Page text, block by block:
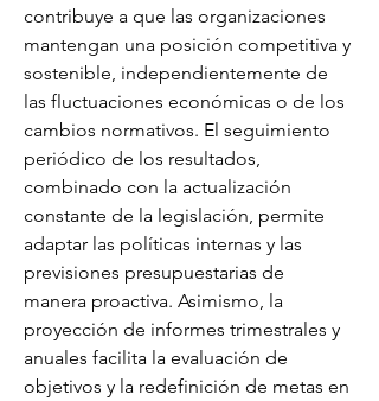
contribuye a que las organizaciones
mantengan una posición competitiva y
sostenible, independientemente de
las fluctuaciones económicas o de los
cambios normativos. El seguimiento
periódico de los resultados,
combinado con la actualización
constante de la legislación, permite
adaptar las políticas internas y las
previsiones presupuestarias de
manera proactiva. Asimismo, la
proyección de informes trimestrales y
anuales facilita la evaluación de
objetivos y la redefinición de metas en